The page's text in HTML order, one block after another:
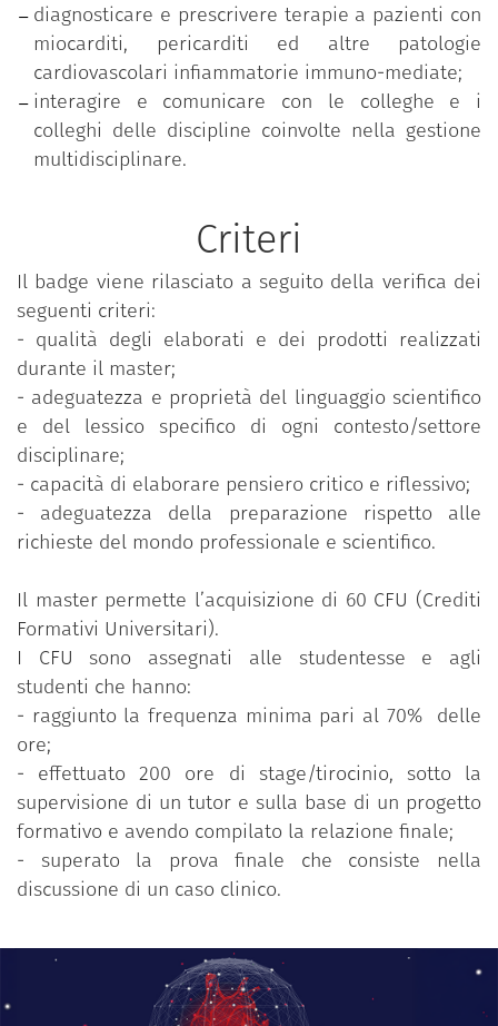
Le lezioni sono tenute in italiano.
La durata normale del corso è di 1 anno.
diagnosticare e prescrivere terapie a pazienti con
miocarditi, pericarditi ed altre patologie
cardiovascolari infiammatorie immuno-mediate;
interagire e comunicare con le colleghe e i
colleghi delle discipline coinvolte nella gestione
multidisciplinare.
Criteri
Il badge viene rilasciato a seguito della verifica dei
seguenti criteri:
- qualità degli elaborati e dei prodotti realizzati
durante il master;
- adeguatezza e proprietà del linguaggio scientifico
e del lessico specifico di ogni contesto/settore
disciplinare;
- capacità di elaborare pensiero critico e riflessivo;
-
adeguatezza della preparazione rispetto alle
richieste del mondo professionale e scientifico.
Il master permette l’acquisizione di 60 CFU (Crediti
Formativi Universitari).
I CFU sono assegnati alle studentesse e agli
studenti che hanno:
- raggiunto la frequenza minima pari al 70% delle
ore;
-
effettuato 200 ore di stage/tirocinio, sotto la
supervisione di un tutor e sulla base di un progetto
formativo e avendo compilato la relazione finale;
-
superato la prova finale che consiste nella
discussione di un caso clinico.